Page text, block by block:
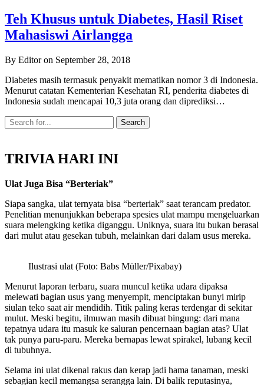
Teh Khusus untuk Diabetes, Hasil Riset
Mahasiswi Airlangga
By Editor on September 28, 2018
Diabetes masih termasuk penyakit mematikan nomor 3 di Indonesia.
Menurut catatan Kementerian Kesehatan RI, penderita diabetes di
Indonesia sudah mencapai 10,3 juta orang dan diprediksi…
TRIVIA HARI INI
Ulat Juga Bisa “Berteriak”
Siapa sangka, ulat ternyata bisa “berteriak” saat terancam predator.
Penelitian menunjukkan beberapa spesies ulat mampu mengeluarkan
suara melengking ketika diganggu. Uniknya, suara itu bukan berasal
dari mulut atau gesekan tubuh, melainkan dari dalam usus mereka.
Ilustrasi ulat (Foto: Babs Müller/Pixabay)
Menurut laporan terbaru, suara muncul ketika udara dipaksa
melewati bagian usus yang menyempit, menciptakan bunyi mirip
siulan teko saat air mendidih. Titik paling keras terdengar di sekitar
mulut. Meski begitu, ilmuwan masih dibuat bingung: dari mana
tepatnya udara itu masuk ke saluran pencernaan bagian atas? Ulat
tak punya paru-paru. Mereka bernapas lewat spirakel, lubang kecil
di tubuhnya.
Selama ini ulat dikenal rakus dan kerap jadi hama tanaman, meski
sebagian kecil memangsa serangga lain. Di balik reputasinya,